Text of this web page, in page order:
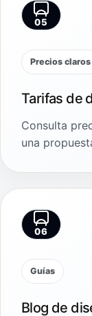
05
Precios claros
Tarifas de
Consulta
una
06
Guías
Blog de